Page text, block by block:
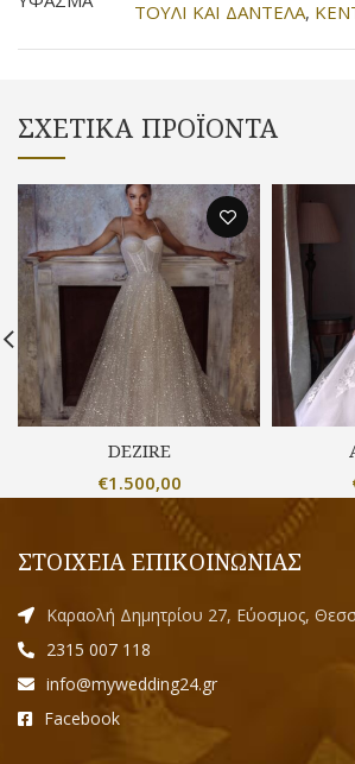
TOYΛΙ ΚΑΙ ΔΑΝΤΕΛΑ,
ΣΧΕΤΙΚΆ ΠΡΟΪΌΝΤΑ
DEZIRE
€1.500,00
ΣΤΟΙΧΕΙΑ ΕΠΙΚΟΙΝΩΝΙΑΣ
Καραολή Δημητρίου 27, Εύοσμος,
2315 007 118
info@mywedding24.gr
Facebook